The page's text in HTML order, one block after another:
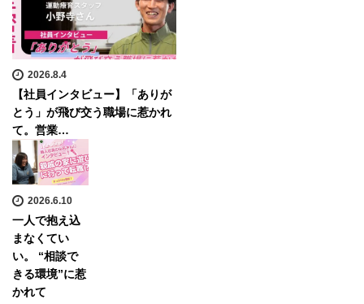
2026.8.4
【社員インタビュー】「ありが
とう」が飛び交う職場に惹かれ
て。営業…
2026.6.10
一人で抱え込
まなくてい
い。 “相談で
きる環境”に惹
かれて